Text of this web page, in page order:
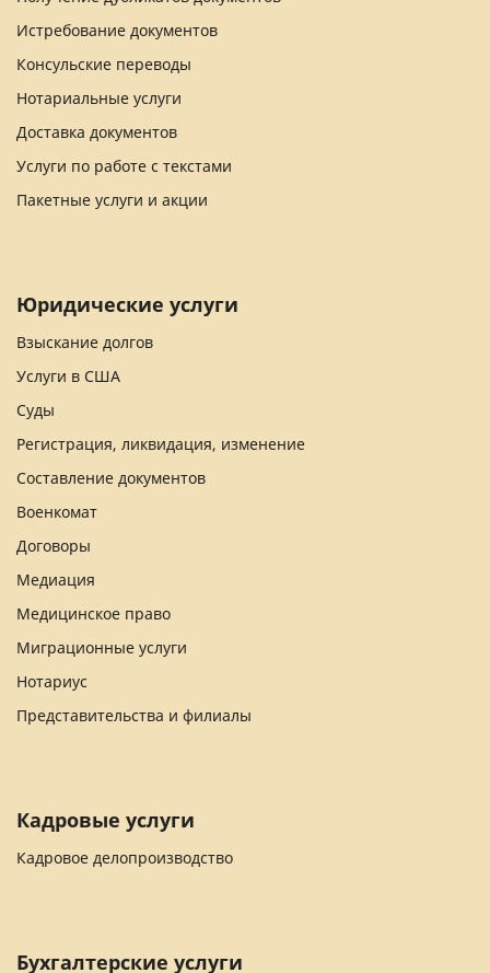
Истребование документов
Консульские переводы
Нотариальные услуги
Доставка документов
Услуги по работе с текстами
Пакетные услуги и акции
Юридические услуги
Взыскание долгов
Услуги в США
Суды
Регистрация, ликвидация, изменение
Составление документов
Военкомат
Договоры
Медиация
Медицинское право
Миграционные услуги
Нотариус
Представительства и филиалы
Кадровые услуги
Кадровое делопроизводство
Бухгалтерские услуги